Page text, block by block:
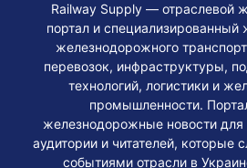
Railway Supply — отраслевой
портал и специализированный
железнодорожного
перевозок, инфраструктуры,
технологий, логистики и
промышленности.
железнодорожные новости для
аудитории и читателей, которые
событиями отрасли в